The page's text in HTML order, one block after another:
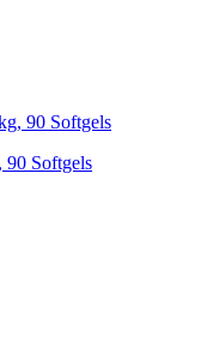
Softgels